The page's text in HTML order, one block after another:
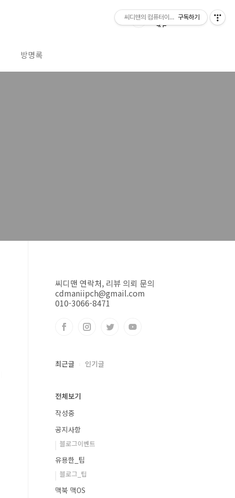
방명록
씨디맨 연락처, 리뷰 의뢰 문의
cdmaniipch@gmail.com
010-3066-8471
최근글 인기글
전체보기
작성중
공지사항
블로그이벤트
유용한_팁
블로그_팁
맥북 맥OS
씨디맨의 컴퓨터이야기구독하기